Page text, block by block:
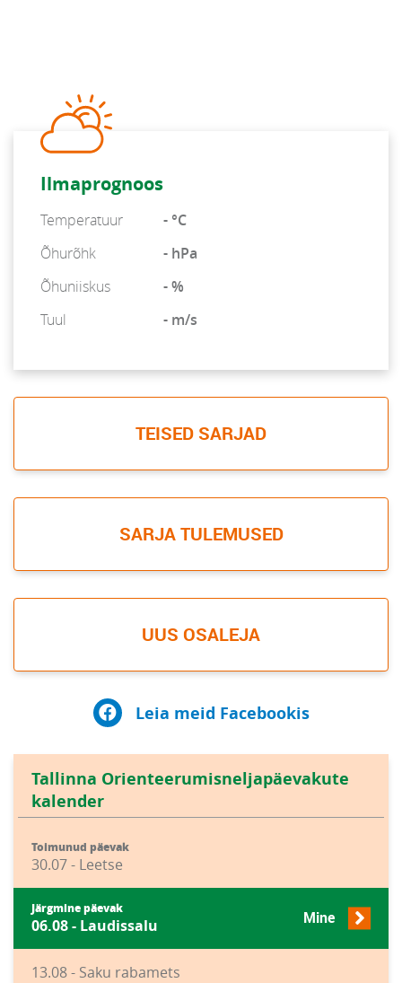
Ilmaprognoos
Temperatuur
- °C
Õhurõhk
- hPa
Õhuniiskus
- %
Tuul
- m/s
TEISED SARJAD
SARJA TULEMUSED
UUS OSALEJA
Leia meid Facebookis
Tallinna Orienteerumisneljapäevakute
kalender
Toimunud päevak
30.07 - Leetse
Järgmine päevak
06.08 - Laudissalu Mine
13.08 - Saku rabamets